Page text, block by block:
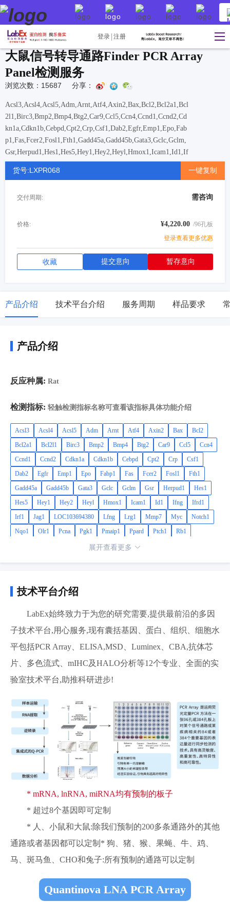
登录 注册
大鼠信号转导通路Finder PCR Array
Panel检测服务
浏览次数：15687 分享：
Acsl3,Acsl4,Acsl5,Adm,Arnt,Atf4,Axin2,Bax,Bcl2,Bcl2a1,Bcl
2l1,Birc3,Bmp2,Bmp4,Btg2,Car9,Ccl5,Ccn4,Ccnd1,Ccnd2,Cd
kn1a,Cdkn1b,Cebpd,Cpt2,Crp,Csf1,Dab2,Egfr,Emp1,Epo,Fab
p1,Fas,Fcer2,Fosl1,Fth1,Gadd45a,Gadd45b,Gata3,Gclc,Gclm,
Gsr,Herpud1,Hes1,Hes5,Hey1,Hey2,Heyl,Hmox1,Icam1,Id1,If
ng,Ifrd1,Irf1,Jag1,LOC103694380,Lfng,Lrg1,Mmp7,Myc,Not
ch1,Nqo1,Olr1,Pcna,Pgk1,Pmaip1,Ppard,Ptch1,Rb1,Serpine1,
rd1,Vegfa,Wnt1,Wnt2b,Wnt3a,Wnt5a,Wnt6
货号:LXPR068 一键复制
交付周期: 需咨询
价格: ¥4,220.00 /96孔板
登录查看更多优惠
收藏 提交意向 暂存意向
产品介绍 技术平台介绍 服务周期 样品要求
产品介绍
反应种属: Rat
检测指标: 轻触检测指标名称可查看该指标具体功能介绍
Acsl3 Acsl4 Acsl5 Adm Arnt Atf4 Axin2 Bax
Bcl2
Bcl2a1
Bcl2l1 Birc3 Bmp2 Bmp4 Btg2 Car9 Ccl5
Ccn4
Ccnd1
Ccnd2 Cdkn1a Cdkn1b Cebpd Cpt2 Crp
Csf1
Dab2
Egfr Emp1 Epo Fabp1 Fas Fcer2 Fosl1
Fth1
Gadd45a
Gadd45b Gata3 Gclc Gclm Gsr Herpud1
Hes1
Hes5
Hey1 Hey2 Heyl Hmox1 Icam1 Id1 Ifng
Ifrd1
Irf1
Jag1 LOC103694380 Lfng Lrg1 Mmp7 Myc
Notch1
Nqo1
Olr1 Pcna Pgk1 Pmaip1 Ppard Ptch1
Rb1
Slc2a1 Socs3 Sorbs1
展开查看更多
技术平台介绍
LabEx始终致力于为您的研究需要,提供最前沿的多因
子技术平台,用心服务,现有囊括基因、蛋白、组织、细胞水
平包括PCR Array、ELISA,MSD、Luminex、CBA,抗体芯
片、多色流式、mIHC及HALO分析等12个专业、全面的实
验室技术平台,助推科研进步!
* mRNA, lnRNA, miRNA均有预制的板子
* 超过8个基因即可定制
* 人、小鼠和大鼠:除我们预制的200多条通路外的其他
通路或者基因都可以定制* 狗、猪、猴、果蝇、牛、鸡、
马、斑马鱼、CHO和兔子:所有预制的通路可以定制
Quantinova LNA PCR Array